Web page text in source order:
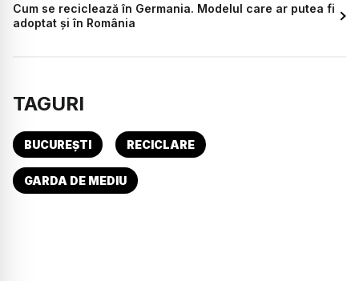
Cum se reciclează în Germania. Modelul care ar putea fi
adoptat și în România
TAGURI
BUCUREȘTI RECICLARE
GARDA DE MEDIU